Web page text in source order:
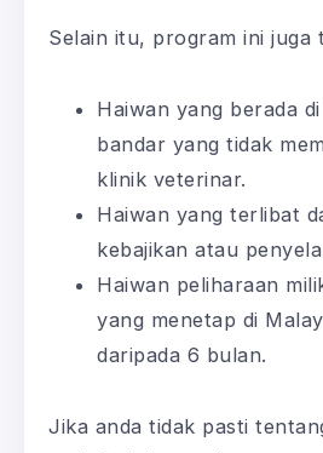
Selain itu, program ini juga
Haiwan yang berada
bandar yang tidak
klinik veterinar.
Haiwan yang terlibat
kebajikan atau
Haiwan peliharaan
yang menetap di
daripada 6 bulan.
Jika anda tidak pasti